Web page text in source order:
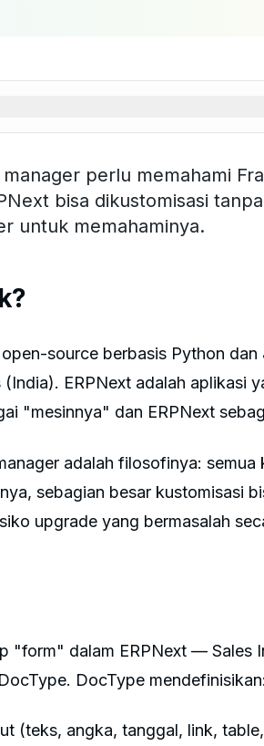
perlu memahami
bisa dikustomisasi
untuk memahaminya.
source berbasis Python dan
ERPNext adalah aplikasi
"mesinnya" dan ERPNext
adalah filosofinya: semua
sebagian besar kustomisasi
upgrade yang bermasalah
"form" dalam ERPNext — Sales
DocType mendefinisikan:
(teks, angka, tanggal, link,